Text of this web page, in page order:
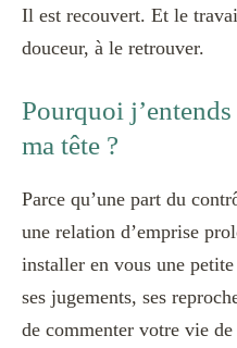
Il est recouvert. Et le
douceur, à le retrouver.
Pourquoi
ma tête ?
Parce qu’une part du
une relation d’emprise
installer en vous une
ses jugements, ses
de commenter votre vie